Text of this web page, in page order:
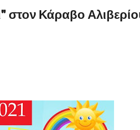
στον Κάραβο